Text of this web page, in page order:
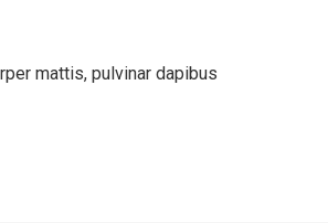
mattis, pulvinar dapibus